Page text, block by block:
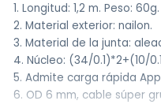
1. Longitud: 1,2 m. Peso: 60g.
2. Material exterior: nailon.
3. Material de la junta:
4. Núcleo: (34/0.1)*2+(10/
5. Admite carga rápida
6. OD 6 mm, cable súper